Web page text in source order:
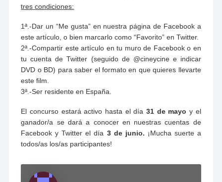
tres condiciones:
1ª.-Dar un “Me gusta” en nuestra página de Facebook a
este artículo, o bien marcarlo como “Favorito” en Twitter.
2ª.-Compartir este artículo en tu muro de Facebook o en
tu cuenta de Twitter (seguido de @cineycine e indicar
DVD o BD) para saber el formato en que quieres llevarte
este film.
3ª.-Ser residente en España.
El concurso estará activo hasta el día 31 de mayo y el
ganador/a se dará a conocer en nuestras cuentas de
Facebook y Twitter el día 3 de junio. ¡Mucha suerte a
todos/as los/as participantes!